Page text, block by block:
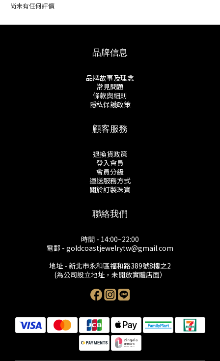
尚未有任何評價
品牌信息
品牌故事及理念
常見問題
條款與細則
隱私保護政策
顧客服務
退換貨政策
登入會員
會員分級
運送服務方式
關於訂製珠寶
聯絡我們
時間 - 14:00~22:00
電郵 - goldcoastjewelrytw@gmail.com
地址 - 新北市永和區福和路389號8樓之2
(為公司設立地址，未開放實體店面）